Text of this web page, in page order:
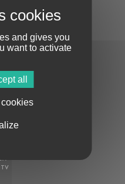
Politique de confidentialité
TV
and gives you
want to activate
all